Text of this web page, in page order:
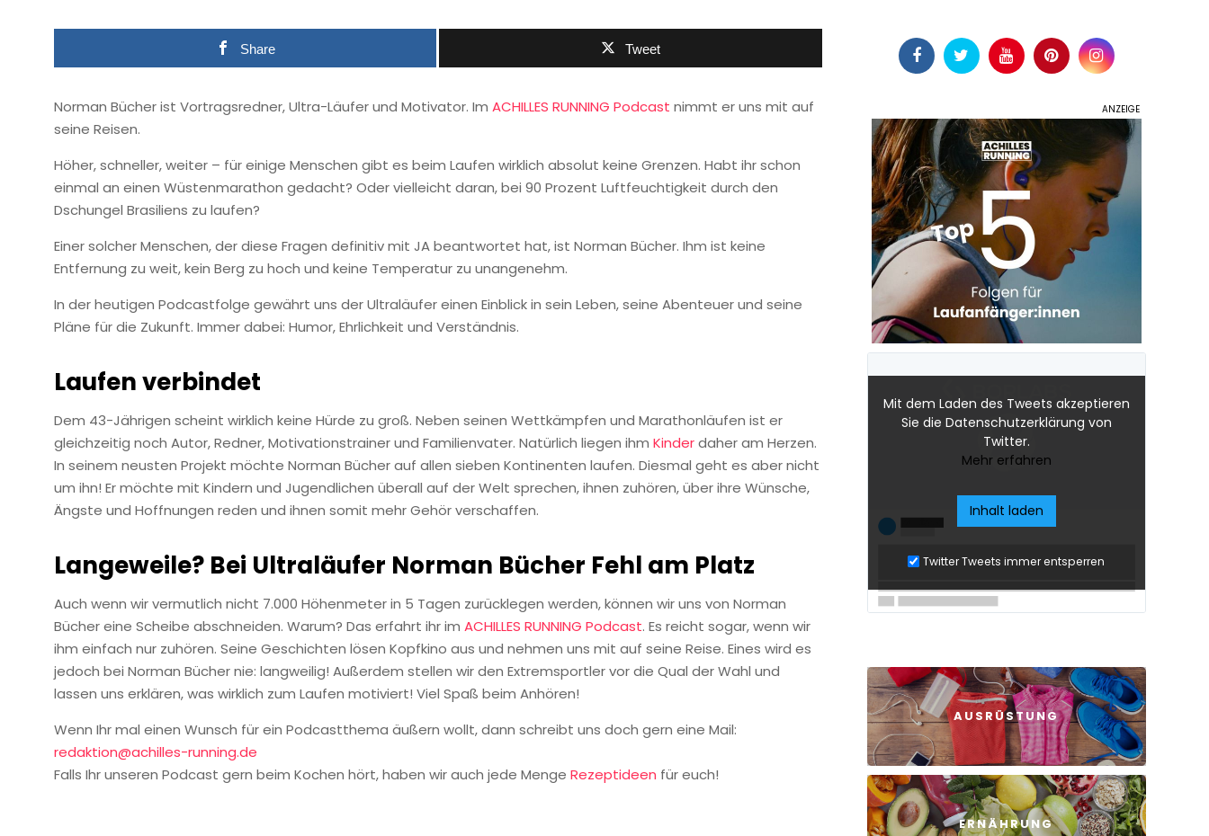
Share Tweet
Norman Bücher ist Vortragsredner, Ultra-Läufer und Motivator. Im ACHILLES RUNNING Podcast nimmt er uns mit auf
seine Reisen.
Höher, schneller, weiter ­– für einige Menschen gibt es beim Laufen wirklich absolut keine Grenzen. Habt ihr schon
einmal an einen Wüstenmarathon gedacht? Oder vielleicht daran, bei 90 Prozent Luftfeuchtigkeit durch den
Dschungel Brasiliens zu laufen?
Einer solcher Menschen, der diese Fragen definitiv mit JA beantwortet hat, ist Norman Bücher. Ihm ist keine
Entfernung zu weit, kein Berg zu hoch und keine Temperatur zu unangenehm.
In der heutigen Podcastfolge gewährt uns der Ultraläufer einen Einblick in sein Leben, seine Abenteuer und seine
Pläne für die Zukunft. Immer dabei: Humor, Ehrlichkeit und Verständnis.
Laufen verbindet
Dem 43-Jährigen scheint wirklich keine Hürde zu groß. Neben seinen Wettkämpfen und Marathonläufen ist er
gleichzeitig noch Autor, Redner, Motivationstrainer und Familienvater. Natürlich liegen ihm Kinderdaher am Herzen.
In seinem neusten Projekt möchte Norman Bücher auf allen sieben Kontinenten laufen. Diesmal geht es aber nicht
um ihn! Er möchte mit Kindern und Jugendlichen überall auf der Welt sprechen, ihnen zuhören, über ihre Wünsche,
Ängste und Hoffnungen reden und ihnen somit mehr Gehör verschaffen.
Langeweile? Bei Ultraläufer Norman Bücher Fehl am Platz
Auch wenn wir vermutlich nicht 7.000 Höhenmeter in 5 Tagen zurücklegen werden, können wir uns von Norman
Bücher eine Scheibe abschneiden. Warum? Das erfahrt ihr im ACHILLES RUNNING Podcast. Es reicht sogar, wenn wir
ihm einfach nur zuhören. Seine Geschichten lösen Kopfkino aus und nehmen uns mit auf seine Reise. Eines wird es
jedoch bei Norman Bücher nie: langweilig! Außerdem stellen wir den Extremsportler vor die Qual der Wahl und
lassen uns erklären, was wirklich zum Laufen motiviert! Viel Spaß beim Anhören!
Wenn Ihr mal einen Wunsch für ein Podcastthema äußern wollt, dann schreibt uns doch gern eine Mail:
redaktion@achilles-running.de
Falls Ihr unseren Podcast gern beim Kochen hört, haben wir auch jede Menge Rezeptideen für euch!
Mit dem Laden des Tweets akzeptieren
Sie die Datenschutzerklärung von
Twitter.
Mehr erfahren
Inhalt laden
Twitter Tweets immer entsperren
AUSRÜSTUNG
ERNÄHRUNG